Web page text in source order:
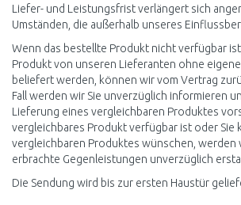
Liefer- und Leistungsfrist verlängert sich
Umständen, die außerhalb unseres
Wenn das bestellte Produkt nicht verfügbar
Produkt von unseren Lieferanten ohne
beliefert werden, können wir vom Vertrag
Fall werden wir Sie unverzüglich informieren
Lieferung eines vergleichbaren Produktes
vergleichbares Produkt verfügbar ist oder Sie
vergleichbaren Produktes wünschen, werden
erbrachte Gegenleistungen unverzüglich
Die Sendung wird bis zur ersten Haustür